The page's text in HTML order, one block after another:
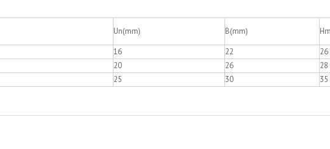
Un(mm) B(mm)
16 22 26
20 26 28
25 30 35